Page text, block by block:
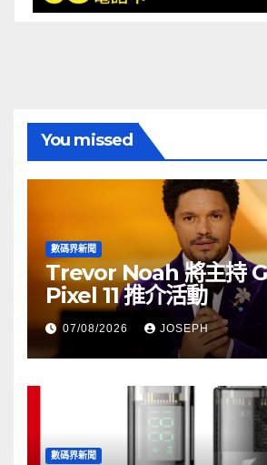
You missed
數碼界新聞
Trevor Noah 將主持
Pixel 11 推介活動
07/08/2026 JOSEPH
數碼界新聞